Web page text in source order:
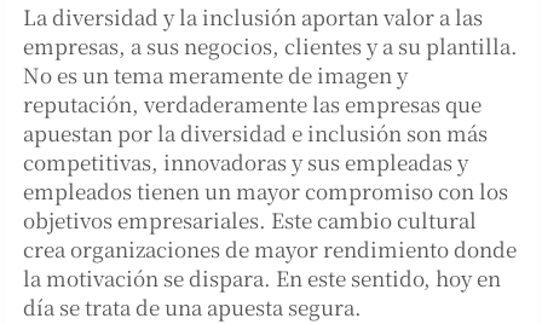
La diversidad y la inclusión aportan valor a las
empresas, a sus negocios, clientes y a su plantilla.
No es un tema meramente de imagen y
reputación, verdaderamente las empresas que
apuestan por la diversidad e inclusión son más
competitivas, innovadoras y sus empleadas y
empleados tienen un mayor compromiso con los
objetivos empresariales. Este cambio cultural
crea organizaciones de mayor rendimiento donde
la motivación se dispara. En este sentido, hoy en
día se trata de una apuesta segura.